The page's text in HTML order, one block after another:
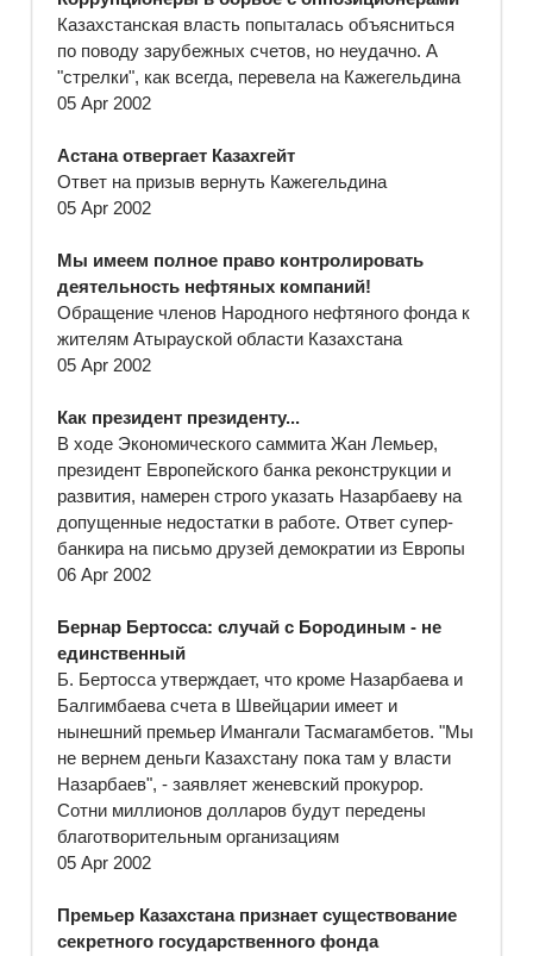
Казахстанская власть попыталась объясниться
по поводу зарубежных счетов, но неудачно. А
"стрелки", как всегда, перевела на Кажегельдина
05 Apr 2002
Астана отвергает Казахгейт
Ответ на призыв вернуть Кажегельдина
05 Apr 2002
Мы имеем полное право контролировать
деятельность нефтяных компаний!
Обращение членов Народного нефтяного фонда к
жителям Атырауской области Казахстана
05 Apr 2002
Как президент президенту...
В ходе Экономического саммита Жан Лемьер,
президент Европейского банка реконструкции и
развития, намерен строго указать Назарбаеву на
допущенные недостатки в работе. Ответ супер-
банкира на письмо друзей демократии из Европы
06 Apr 2002
Бернар Бертосса: случай с Бородиным - не
единственный
Б. Бертосса утверждает, что кроме Назарбаева и
Балгимбаева счета в Швейцарии имеет и
нынешний премьер Имангали Тасмагамбетов. "Мы
не вернем деньги Казахстану пока там у власти
Назарбаев", - заявляет женевский прокурор.
Сотни миллионов долларов будут передены
благотворительным организациям
05 Apr 2002
Премьер Казахстана признает существование
секретного государственного фонда